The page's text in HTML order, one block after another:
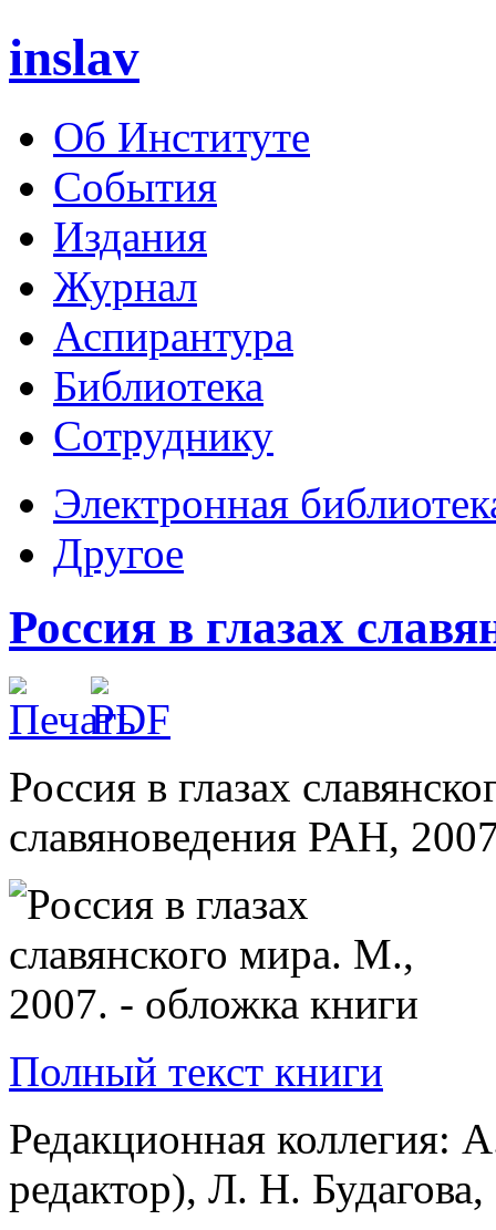
inslav
Об Институте
События
Издания
Журнал
Аспирантура
Библиотека
Сотруднику
Электронная
Другое
Россия в глазах
Россия в глазах
славяноведения РАН,
Полный текст книги
Редакционная коллегия:
редактор), Л. Н.